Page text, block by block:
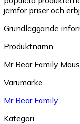
jämför priser och
Grundläggande
Produktnamn
Mr Bear Family
Varumärke
Mr Bear Family
Kategori